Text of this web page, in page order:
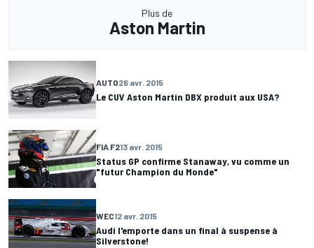
Plus de
Aston Martin
AUTO26 avr. 2015
Le CUV Aston Martin DBX produit aux USA?
FIA F213 avr. 2015
Status GP confirme Stanaway, vu comme un
"futur Champion du Monde"
WEC12 avr. 2015
Audi l'emporte dans un final à suspense à
Silverstone!